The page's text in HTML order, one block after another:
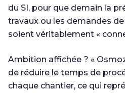
du SI, pour que demain la
travaux ou les demandes
soient véritablement «
Ambition affichée ? «
de réduire le temps de
chaque chantier, ce qui